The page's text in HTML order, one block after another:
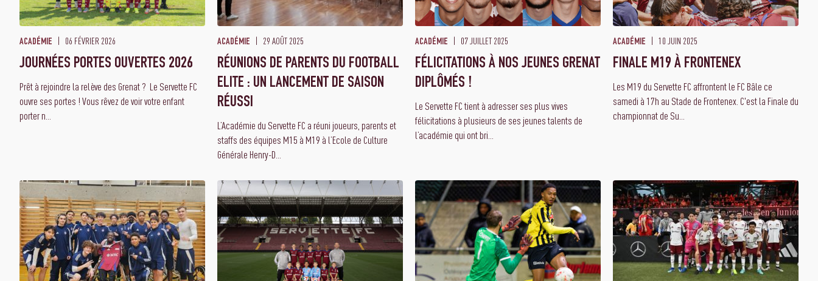
ACADÉMIE 06 FÉVRIER 2026
JOURNÉES PORTES OUVERTES 2026
Prêt à rejoindre la relève des Grenat ? Le Servette FC
ouvre ses portes ! Vous rêvez de voir votre enfant
porter n...
ACADÉMIE 29 AOÛT 2025
RÉUNIONS DE PARENTS DU FOOTBALL
ELITE : UN LANCEMENT DE SAISON
RÉUSSI
L’Académie du Servette FC a réuni joueurs, parents et
staffs des équipes M15 à M19 à l’Ecole de Culture
Générale Henry-D...
ACADÉMIE 07 JUILLET 2025
FÉLICITATIONS À NOS JEUNES GRENAT
DIPLÔMÉS !
Le Servette FC tient à adresser ses plus vives
félicitations à plusieurs de ses jeunes talents de
l’académie qui ont bri...
ACADÉMIE 10 JUIN 2025
FINALE M19 À FRONTENEX
Les M19 du Servette FC affrontent le FC Bâle ce
samedi à 17h au Stade de Frontenex. C'est la Finale du
championnat de Su...